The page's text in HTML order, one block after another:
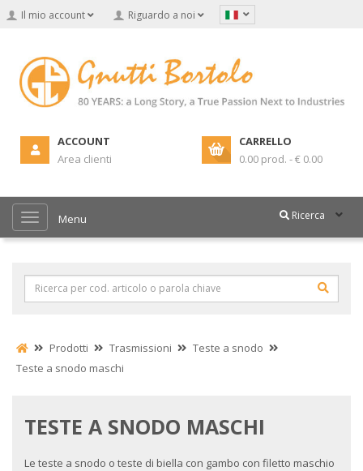
Il mio account Riguardo a noi
ACCOUNT
Area clienti
CARRELLO
0.00 prod. - € 0.00
Menu Ricerca
Prodotti Trasmissioni
Teste a snodo
Teste a snodo maschi
TESTE A SNODO MASCHI
Le teste a snodo o teste di biella con gambo con filetto maschio